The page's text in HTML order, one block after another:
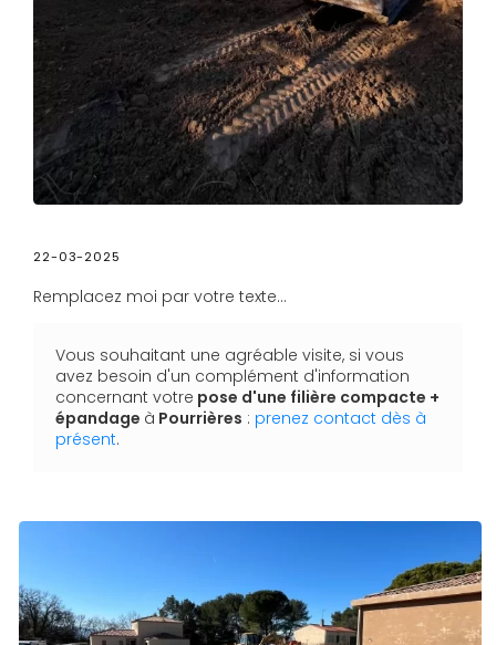
22-03-2025
Remplacez moi par votre texte...
Vous souhaitant une agréable visite, si vous
avez besoin d'un complément d'information
concernant votre pose d'une filière compacte +
épandage à Pourrières : prenez contact dès à
présent.